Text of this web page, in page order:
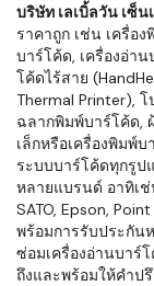
บริษัท เลเบิ้ลวัน เซ็น
ราคาถูก เช่น เครื่อ
บาร์โค้ด, เครื่องอ่า
โค้ดไร้สาย
Thermal Printer),
ฉลากพิมพ์บาร์โค้ด,
เล็กหรือเครื่องพิมพ์
ระบบบาร์โค้ดทุกรูป
หลายแบรนด์ อาทิเช่
SATO, Epson,
พร้อมการรับประกัน
ซ่อมเครื่องอ่านบาร์
ถึงและพร้อมให้คำป